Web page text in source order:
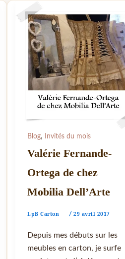
Blog, Invités du mois
Valérie Fernande-
Ortega de chez
Mobilia Dell’Arte
LpB Carton /29 avril 2017
Depuis mes débuts sur les
meubles en carton, je surfe